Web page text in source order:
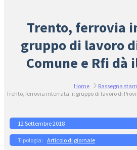
Trento, ferrovia
gruppo di lavoro
Comune e Rfi dà
Home
Rassegna
Trento, ferrovia interrata: il gruppo di lavoro di
12 Settembre 2018
Articolo di giornale